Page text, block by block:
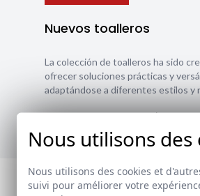
Nuevos toalleros
La colección de toalleros ha sido
ofrecer soluciones prácticas y
adaptándose a diferentes estilos y
Ver nuevos toalleros
Nous utilisons des
Nous utilisons des cookies et
suivi pour améliorer votre